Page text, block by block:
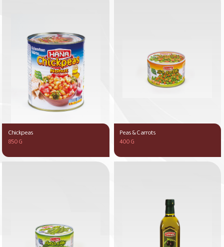
Chickpeas
850 G
Peas & Carrots
400 G